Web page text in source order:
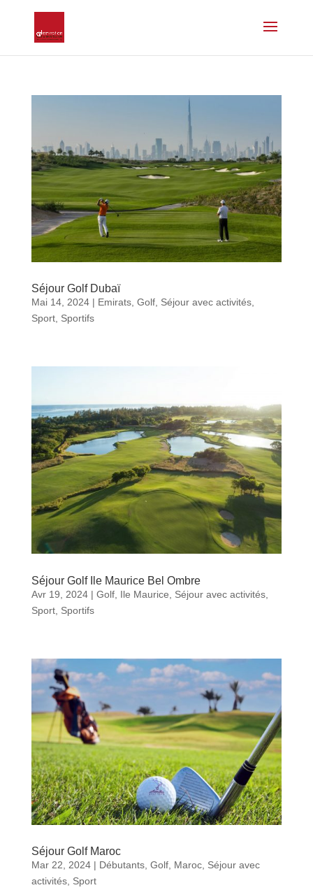
Séjour Golf Dubaï
Mai 14, 2024| Emirats, Golf, Séjour avec activités,
Sport, Sportifs
Séjour Golf Ile Maurice Bel Ombre
Avr 19, 2024| Golf, Ile Maurice Séjour avec activités,
Sport, Sportifs
Séjour Golf Maroc
Mar 22, 2024| Débutants, Golf, Maroc, Séjour avec
activités, Sport